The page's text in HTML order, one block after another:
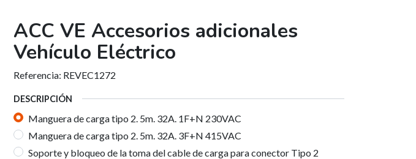
ACC VE Accesorios adicionales
Vehículo Eléctrico
Referencia: REVEC1272
DESCRIPCIÓN
Manguera de carga tipo 2. 5m. 32A. 1F+N 230VAC
Manguera de carga tipo 2. 5m. 32A. 3F+N 415VAC
Soporte y bloqueo de la toma del cable de carga para conector Tipo 2